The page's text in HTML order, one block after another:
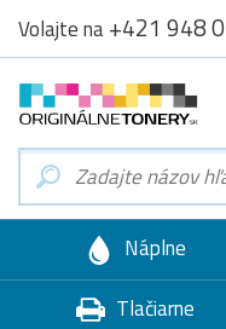
Volajte na+421 948
Náplne
Tlačiarne